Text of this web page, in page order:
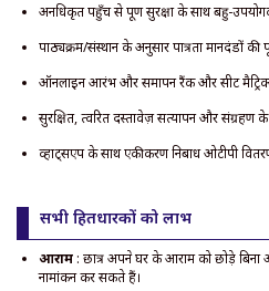
अनधिकृत पहुँच से पूर्ण सुरक्षा के साथ बहु-
पाठ्यक्रम/संस्थान के अनुसार पात्रता मानदंडों की
ऑनलाइन आरंभ और समापन रैंक और सीट
सुरक्षित, त्वरित दस्तावेज़ सत्यापन और संग्रहण
व्हाट्सएप के साथ एकीकरण निर्बाध ओटीपी
सभी हितधारकों को लाभ
आराम : छात्र अपने घर के आराम को छोड़े बिना
नामांकन कर सकते हैं।